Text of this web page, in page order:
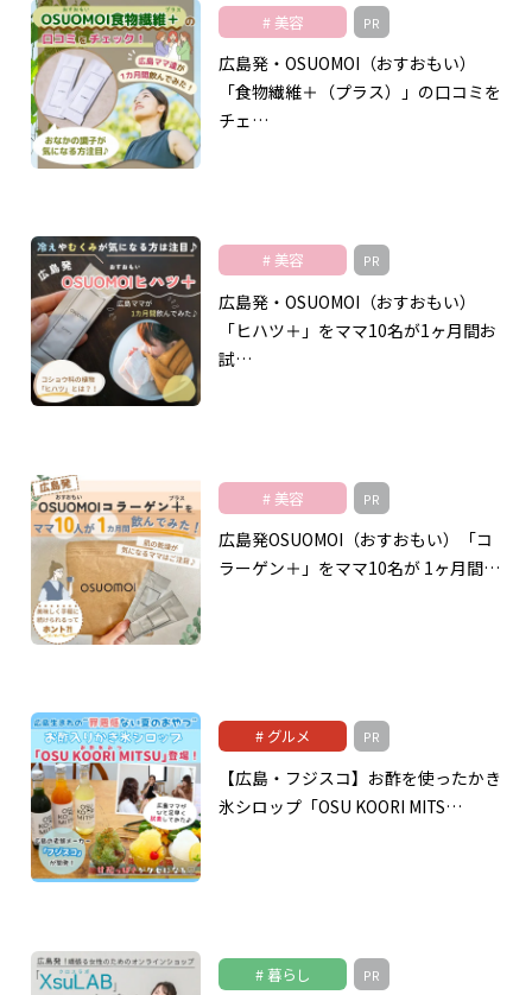
美容 PR
広島発・OSUOMOI（おすおもい）
「食物繊維＋（プラス）」の口コミを
チェ…
美容 PR
広島発・OSUOMOI（おすおもい）
「ヒハツ＋」をママ10名が1ヶ月間お
試…
美容 PR
広島発OSUOMOI（おすおもい）「コ
ラーゲン＋」をママ10名が 1ヶ月間…
グルメ PR
【広島・フジスコ】お酢を使ったかき
氷シロップ「OSU KOORI MITS…
暮らし PR